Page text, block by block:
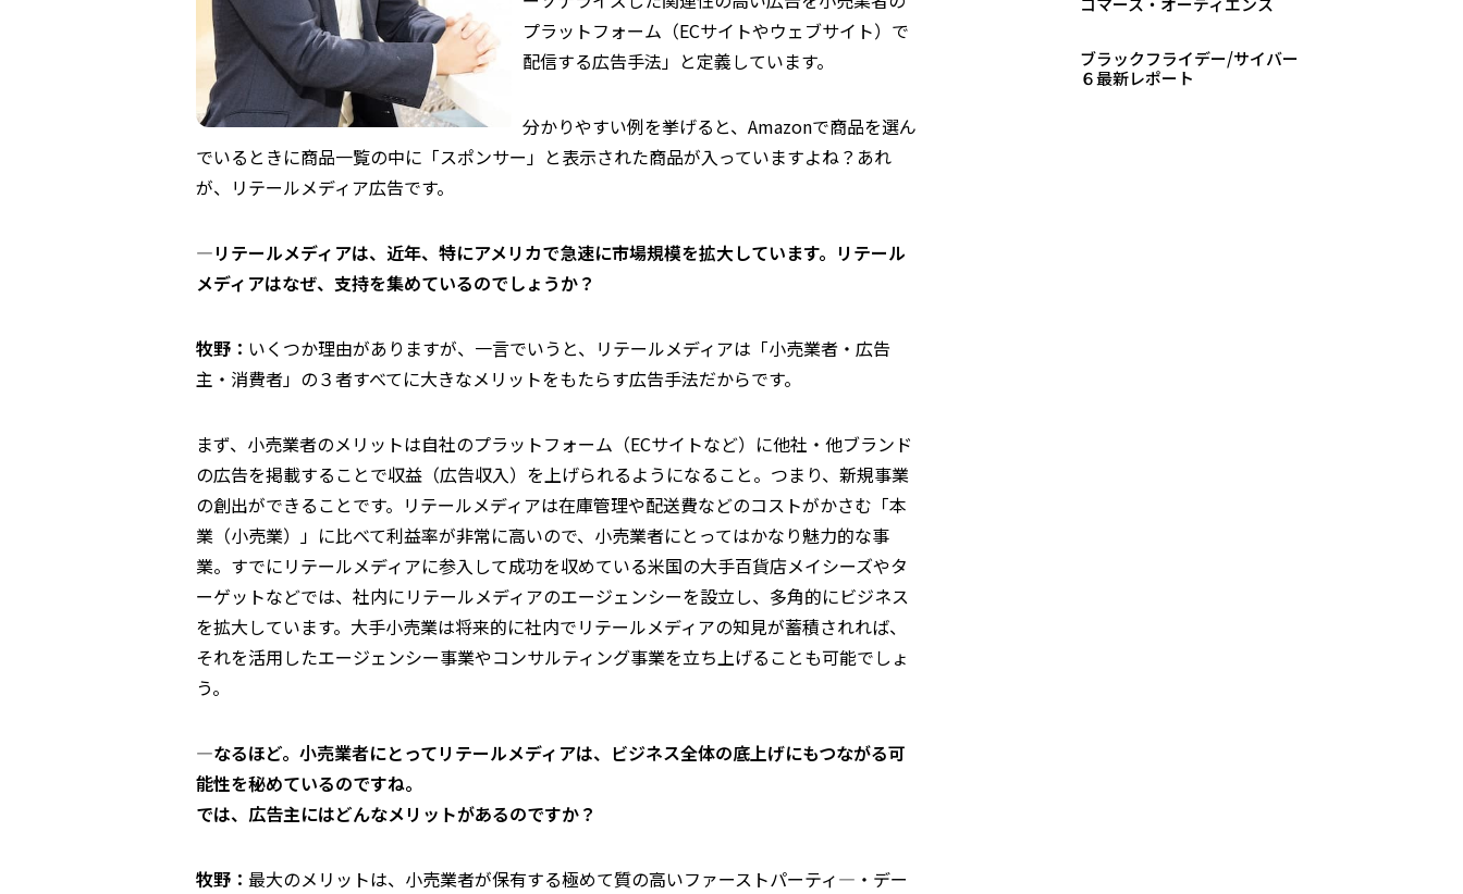
プラットフォーム（ECサイトやウェブサイト）で
配信する広告手法」と定義しています。
分かりやすい例を挙げると、Amazonで商品を選ん
でいるときに商品一覧の中に「スポンサー」と表示された商品が入っていますよね？あれ
が、リテールメディア広告です。
―リテールメディアは、近年、特にアメリカで急速に市場規模を拡大しています。リテール
メディアはなぜ、支持を集めているのでしょうか？
牧野： いくつか理由がありますが、一言でいうと、リテールメディアは「小売業者・広告
主・消費者」の３者すべてに大きなメリットをもたらす広告手法だからです。
まず、小売業者のメリットは自社のプラットフォーム（ECサイトなど）に他社・他ブランド
の広告を掲載することで収益（広告収入）を上げられるようになること。つまり、新規事業
の創出ができることです。リテールメディアは在庫管理や配送費などのコストがかさむ「本
業（小売業）」に比べて利益率が非常に高いので、小売業者にとってはかなり魅力的な事
業。すでにリテールメディアに参入して成功を収めている米国の大手百貨店メイシーズやタ
ーゲットなどでは、社内にリテールメディアのエージェンシーを設立し、多角的にビジネス
を拡大しています。大手小売業は将来的に社内でリテールメディアの知見が蓄積されれば、
それを活用したエージェンシー事業やコンサルティング事業を立ち上げることも可能でしょ
う。
―なるほど。小売業者にとってリテールメディアは、ビジネス全体の底上げにもつながる可
能性を秘めているのですね。
では、広告主にはどんなメリットがあるのですか？
牧野：最大のメリットは、小売業者が保有する極めて質の高いファーストパーティ―・デー
ブラックフライデー/サイバー
６最新レポート